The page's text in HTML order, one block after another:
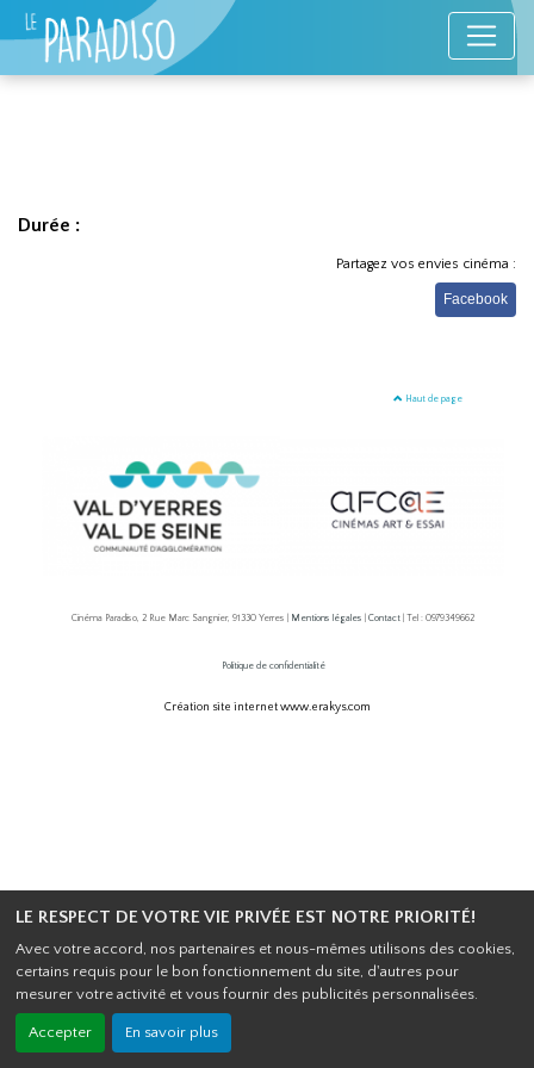
LE RESPECT DE VOTRE VIE PRIVÉE EST NOTRE PRIORITÉ!
Avec votre accord, nos partenaires et nous-mêmes utilisons des cookies,
certains requis pour le bon fonctionnement du site, d'autres pour
mesurer votre activité et vous fournir des publicités personnalisées.
Accepter En savoir plus
Durée :
Partagez vos envies cinéma :
Facebook
Haut de page
Cinéma Paradiso, 2 Rue Marc Sangnier, 91330 Yerres | Mentions légales Contact | Tel : 0979349662
Politique de confidentialité
Création site internet www.erakys.com